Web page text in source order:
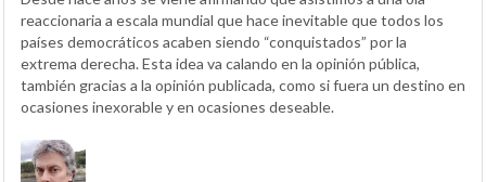
reaccionaria a escala mundial que hace inevitable que todos los
países democráticos acaben siendo “conquistados” por la
extrema derecha. Esta idea va calando en la opinión pública,
también gracias a la opinión publicada, como si fuera un destino en
ocasiones inexorable y en ocasiones deseable.